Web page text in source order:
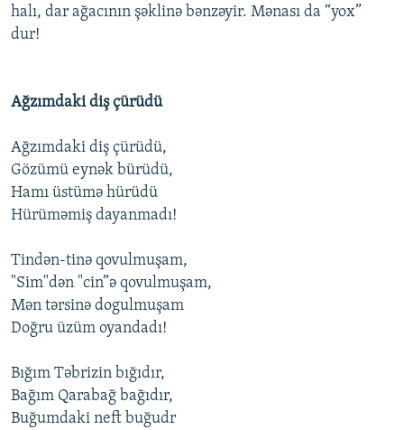
halı, dar ağacının şəklinə bənzəyir. Mənası da “yox”
dur!
Ağzımdaki diş çürüdü
Ağzımdaki diş çürüdü,
Gözümü eynək bürüdü,
Hamı üstümə hürüdü
Hürüməmiş dayanmadı!
Tindən-tinə qovulmuşam,
"Sim"dən "cin”ə qovulmuşam,
Mən tərsinə dogulmuşam
Doğru üzüm oyandadı!
Bığım Təbrizin bığıdır,
Bağım Qarabağ bağıdır,
Buğumdaki neft buğudr